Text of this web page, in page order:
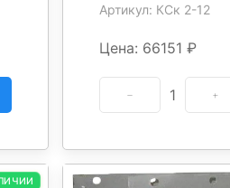
Артикул: КСк 2-12
Цена: 66151 ₽
1